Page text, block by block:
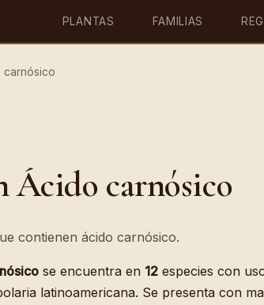
PLANTAS FAMILIAS
carnósico
Ácido carnósico
contienen ácido carnósico.
se encuentra en 12 especies con
latinoamericana. Se presenta con